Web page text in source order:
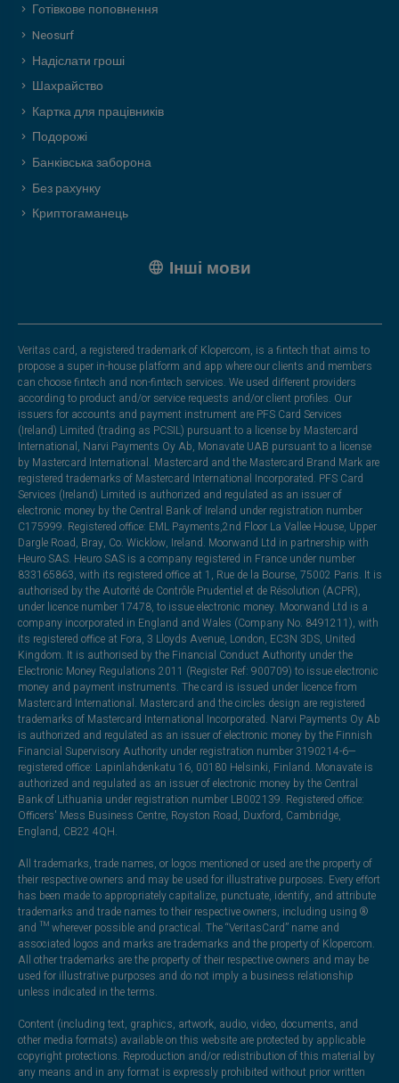
Готівкове поповнення
Neosurf
Надіслати гроші
Шахрайство
Картка для працівників
Подорожі
Банківська заборона
Без рахунку
Криптогаманець
Інші мови
Veritas card, a registered trademark of Klopercom, is a fintech that aims to
propose a super in-house platform and app where our clients and members
can choose fintech and non-fintech services. We used different providers
according to product and/or service requests and/or client profiles. Our
issuers for accounts and payment instrument are PFS Card Services
(Ireland) Limited (trading as PCSIL) pursuant to a license by Mastercard
International, Narvi Payments Oy Ab, Monavate UAB pursuant to a license
by Mastercard International. Mastercard and the Mastercard Brand Mark are
registered trademarks of Mastercard International Incorporated. PFS Card
Services (Ireland) Limited is authorized and regulated as an issuer of
electronic money by the Central Bank of Ireland under registration number
C175999. Registered office: EML Payments,2nd Floor La Vallee House, Upper
Dargle Road, Bray, Co. Wicklow, Ireland. Moorwand Ltd in partnership with
Heuro SAS. Heuro SAS is a company registered in France under number
833165863, with its registered office at 1, Rue de la Bourse, 75002 Paris. It is
authorised by the Autorité de Contrôle Prudentiel et de Résolution (ACPR),
under licence number 17478, to issue electronic money. Moorwand Ltd is a
company incorporated in England and Wales (Company No. 8491211), with
its registered office at Fora, 3 Lloyds Avenue, London, EC3N 3DS, United
Kingdom. It is authorised by the Financial Conduct Authority under the
Electronic Money Regulations 2011 (Register Ref: 900709) to issue electronic
money and payment instruments. The card is issued under licence from
Mastercard International. Mastercard and the circles design are registered
trademarks of Mastercard International Incorporated. Narvi Payments Oy Ab
is authorized and regulated as an issuer of electronic money by the Finnish
Financial Supervisory Authority under registration number 3190214-6—
registered office: Lapinlahdenkatu 16, 00180 Helsinki, Finland. Monavate is
authorized and regulated as an issuer of electronic money by the Central
Bank of Lithuania under registration number LB002139. Registered office:
Officers' Mess Business Centre, Royston Road, Duxford, Cambridge,
England, CB22 4QH.
All trademarks, trade names, or logos mentioned or used are the property of
their respective owners and may be used for illustrative purposes. Every effort
has been made to appropriately capitalize, punctuate, identify, and attribute
trademarks and trade names to their respective owners, including using ®
and ™ wherever possible and practical. The “VeritasCard” name and
associated logos and marks are trademarks and the property of Klopercom.
All other trademarks are the property of their respective owners and may be
used for illustrative purposes and do not imply a business relationship
unless indicated in the terms.
Content (including text, graphics, artwork, audio, video, documents, and
other media formats) available on this website are protected by applicable
copyright protections. Reproduction and/or redistribution of this material by
any means and in any format is expressly prohibited without prior written